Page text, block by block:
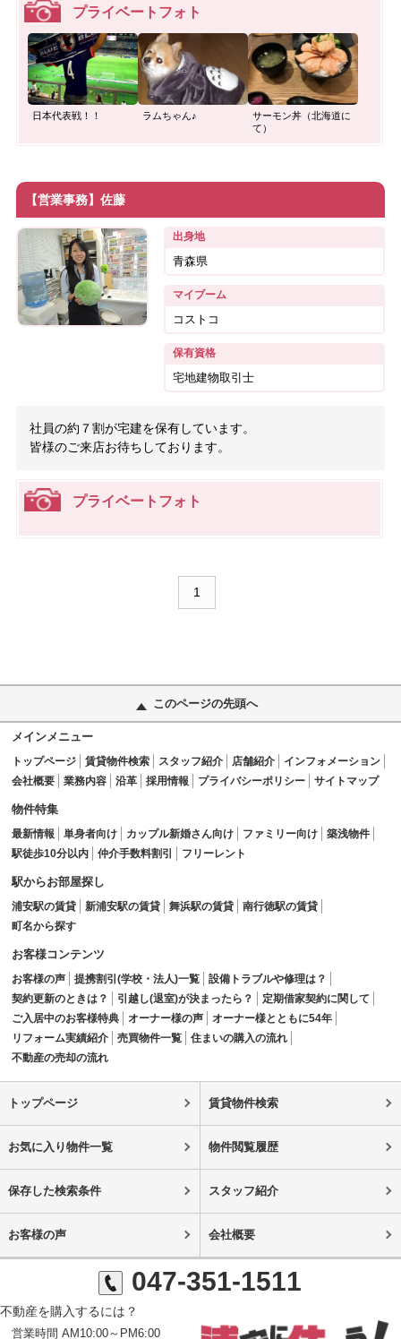
プライベートフォト
日本代表戦！！ ラムちゃん♪
サーモン丼（北海道に
て）
【営業事務】佐藤
出身地
青森県
マイブーム
コストコ
保有資格
宅地建物取引士
社員の約７割が宅建を保有しています。
皆様のご来店お待ちしております。
プライベートフォト
1
このページの先頭へ
メインメニュー
トップページ 賃貸物件検索 スタッフ紹介 店舗紹介
インフォメーション
会社概要
業務内容 沿革 採用情報 プライバシーポリシー サイトマップ
物件特集
最新情報 単身者向け カップル新婚さん向け ファミリー向け
築浅物件
駅徒歩10分以内
仲介手数料割引 フリーレント
駅からお部屋探し
浦安駅の賃貸 新浦安駅の賃貸 舞浜駅の賃貸
南行徳駅の賃貸
町名から探す
お客様コンテンツ
お客様の声 提携割引(学校・法人)一覧
設備トラブルや修理は？
契約更新のときは？
引越し(退室)が決まったら？
定期借家契約に関して
ご入居中のお客様特典
オーナー様の声
オーナー様とともに54年
リフォーム実績紹介
売買物件一覧
住まいの購入の流れ
不動産の売却の流れ
トップページ 賃貸物件検索
お気に入り物件一覧 物件閲覧履歴
保存した検索条件 スタッフ紹介
お客様の声 会社概要
047-351-1511
不動産を購入するには？
営業時間 AM10:00～PM6:00